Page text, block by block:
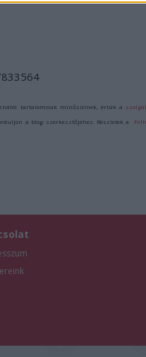
tartalomnak minősülnek, értük a
a blog szerkesztőjéhez. Részletek a